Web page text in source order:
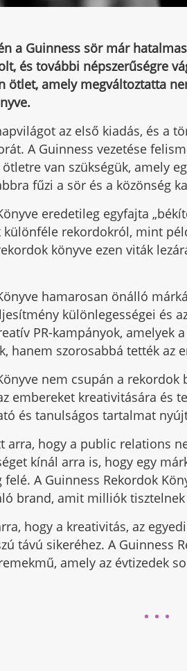
a Guinness sör már
és további népszerűségre
ötlet, amely megváltoztatta
az első kiadás, és a
A Guinness vezetése
van szükségük, amely
fűzi a sör és a közönség
eredetileg egyfajta
különféle rekordokról, mint
könyve ezen viták
hamarosan önálló
különlegességei és
PR-kampányok, amelyek
hanem szorosabbá tették az
nem csupán a
embereket kreativitására és
és tanulságos tartalmat
arra, hogy a public relations
kínál arra is, hogy egy
felé. A Guinness Rekordok
brand, amit milliók tisztelnek
hogy a kreativitás, az
távú sikeréhez. A Guinness
amely az évtizedek